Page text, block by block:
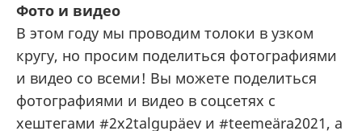
Фото и видео
В этом году мы проводим толоки в узком
кругу, но просим поделиться фотографиями
и видео со всеми! Вы можете поделиться
фотографиями и видео в соцсетях с
хештегами #2x2talgupäev и #teemeära2021, а